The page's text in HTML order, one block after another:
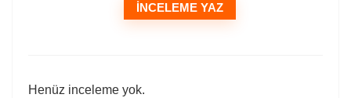
İNCELEME YAZ
Henüz inceleme yok.